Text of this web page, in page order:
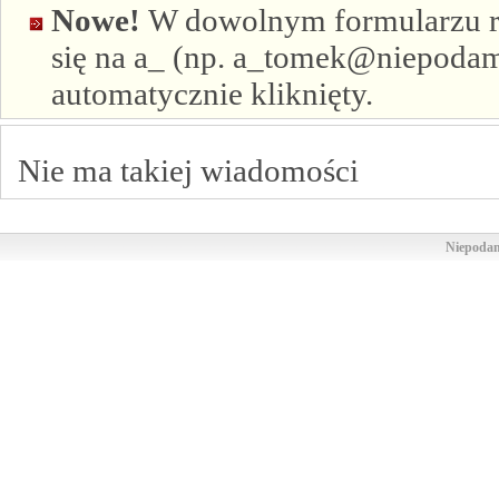
Nowe! W dowolnym formularzu
się na a_ (np.
automatycznie kliknięty.
Nie ma takiej wiadomości